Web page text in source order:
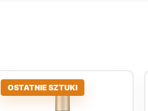
OSTATNIE SZTUKI